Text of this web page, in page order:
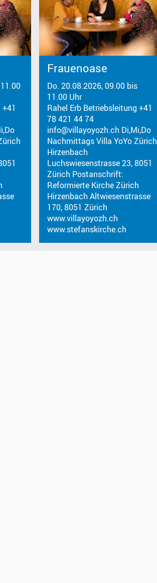
Frauenoase
Do. 20.08.2026, 09.00 bis
11.00 Uhr
Rahel Erb Betriebsleitung +41
78 421 44 74
info@villayoyozh.ch Di,Mi,Do
Nachmittags Villa YoYo Zürich
Hirzenbach
Luchswiesenstrasse 23, 8051
Zürich Postanschrift:
Reformierte Kirche Zürich
Hirzenbach Altwiesenstrasse
170, 8051 Zürich
www.villayoyozh.ch
www.stefanskirche.ch